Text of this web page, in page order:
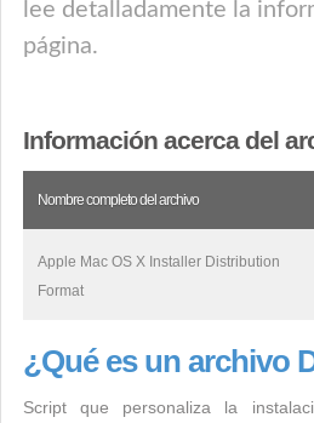
lee detalladamente la
página.
Información acerca del
Nombre completo del archivo
Apple Mac OS X Installer Distribution
Format
¿Qué es un archivo
Script que personaliza la